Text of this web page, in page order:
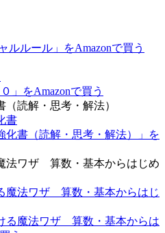
読解・思考・解法）
法ワザ 算数・基本からはじめ